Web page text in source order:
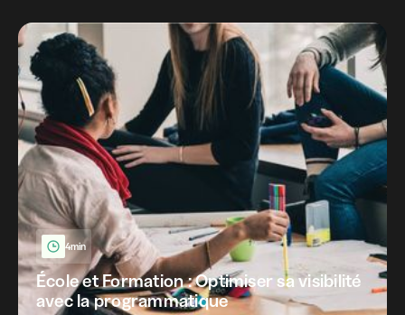
4min
École et Formation : Optimiser sa visibilité
avec la programmatique